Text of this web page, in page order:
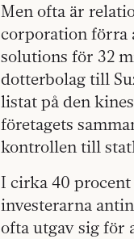
Men ofta är
corporation förra
solutions för 32
dotterbolag till
listat på den
företagets
kontrollen till
I cirka 40
investerarna
ofta utgav sig för